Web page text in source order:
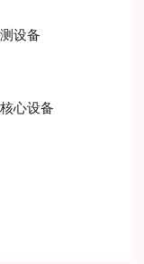
设备
心设备